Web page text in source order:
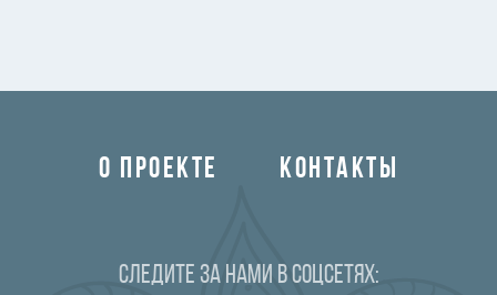
О ПРОЕКТЕ КОНТАКТЫ
Следите за нами в соцсетях: